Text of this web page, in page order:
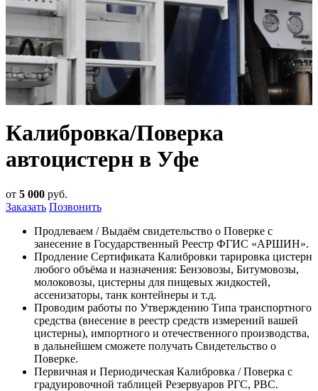
Калибровка/Поверка
автоцистерн в Уфе
от 5 000 руб.
Заказать Позвонить
Продлеваем / Выдаём свидетельство о Поверке с
занесение в Государственный Реестр ФГИС «АРШИН».
Продление Сертификата Калибровки тарировка цистерн
любого объёма и назначения: Бензовозы, Битумовозы,
молоковозы, цистерны для пищевых жидкостей,
ассенизаторы, танк контейнеры и т.д.
Проводим работы по Утверждению Типа транспортного
средства (внесение в реестр средств измерений вашей
цистерны), импортного и отечественного производства,
в дальнейшем сможете получать Свидетельство о
Поверке.
Первичная и Периодическая Калибровка / Поверка с
градуировочной таблицей Резервуаров РГС, РВС.